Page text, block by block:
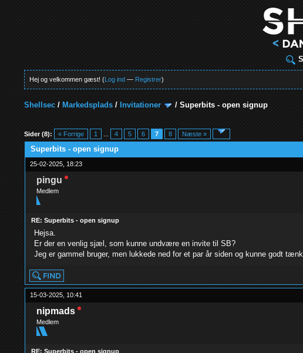
Hej og velkommen gæst! (Log ind — Registrer)
Shellsec / Markedsplads / Invitationer /Superbits - open signup
Sider (8): « Forrige 1 4 5 6 7 8 Næste »
2 Stemmer - 5 Gennemsnit
1
2
3
4
5
Superbits - open signup
25-02-2025, 18:23
pingu
Medlem
RE: Superbits - open signup
Hejsa.
Er der en venlig sjæl, som kunne undvære en invite til SB?
Jeg er gammel bruger, men lukkede ned for et par år siden og kunne godt
15-03-2025, 10:41
nipmads
Medlem
RE: Superbits - open signup